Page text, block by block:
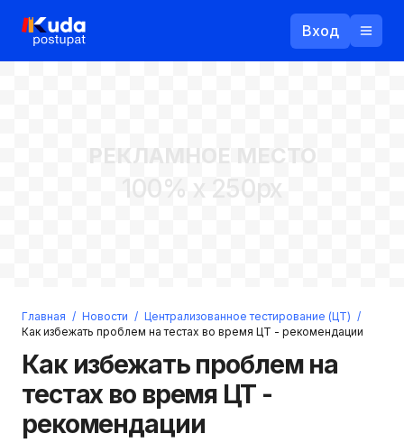
Вход
Войти
Регистрация
Прислать пароль
РЕКЛАМНОЕ МЕСТО
100% x 250px
Главная / Новости / Централизованное тестирование (ЦТ) /
Как избежать проблем на тестах во время ЦТ - рекомендации
Как избежать проблем на
тестах во время ЦТ -
рекомендации